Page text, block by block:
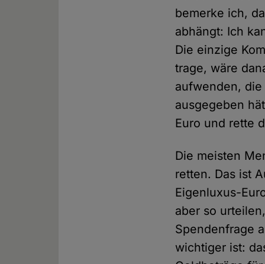
bemerke ich,
abhängt: Ich
Die einzige
trage, wäre
aufwenden,
ausgegeben
Euro und rette
Die meisten
retten. Das ist
Eigenluxus-
aber so
Spendenfrage
wichtiger ist: